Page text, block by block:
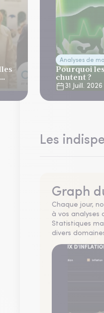
Analyses de
Pourquoi
chutent ?
31 Juill. 2026
Les
Graph
Chaque jour,
à vos analyses
Statistiques
divers